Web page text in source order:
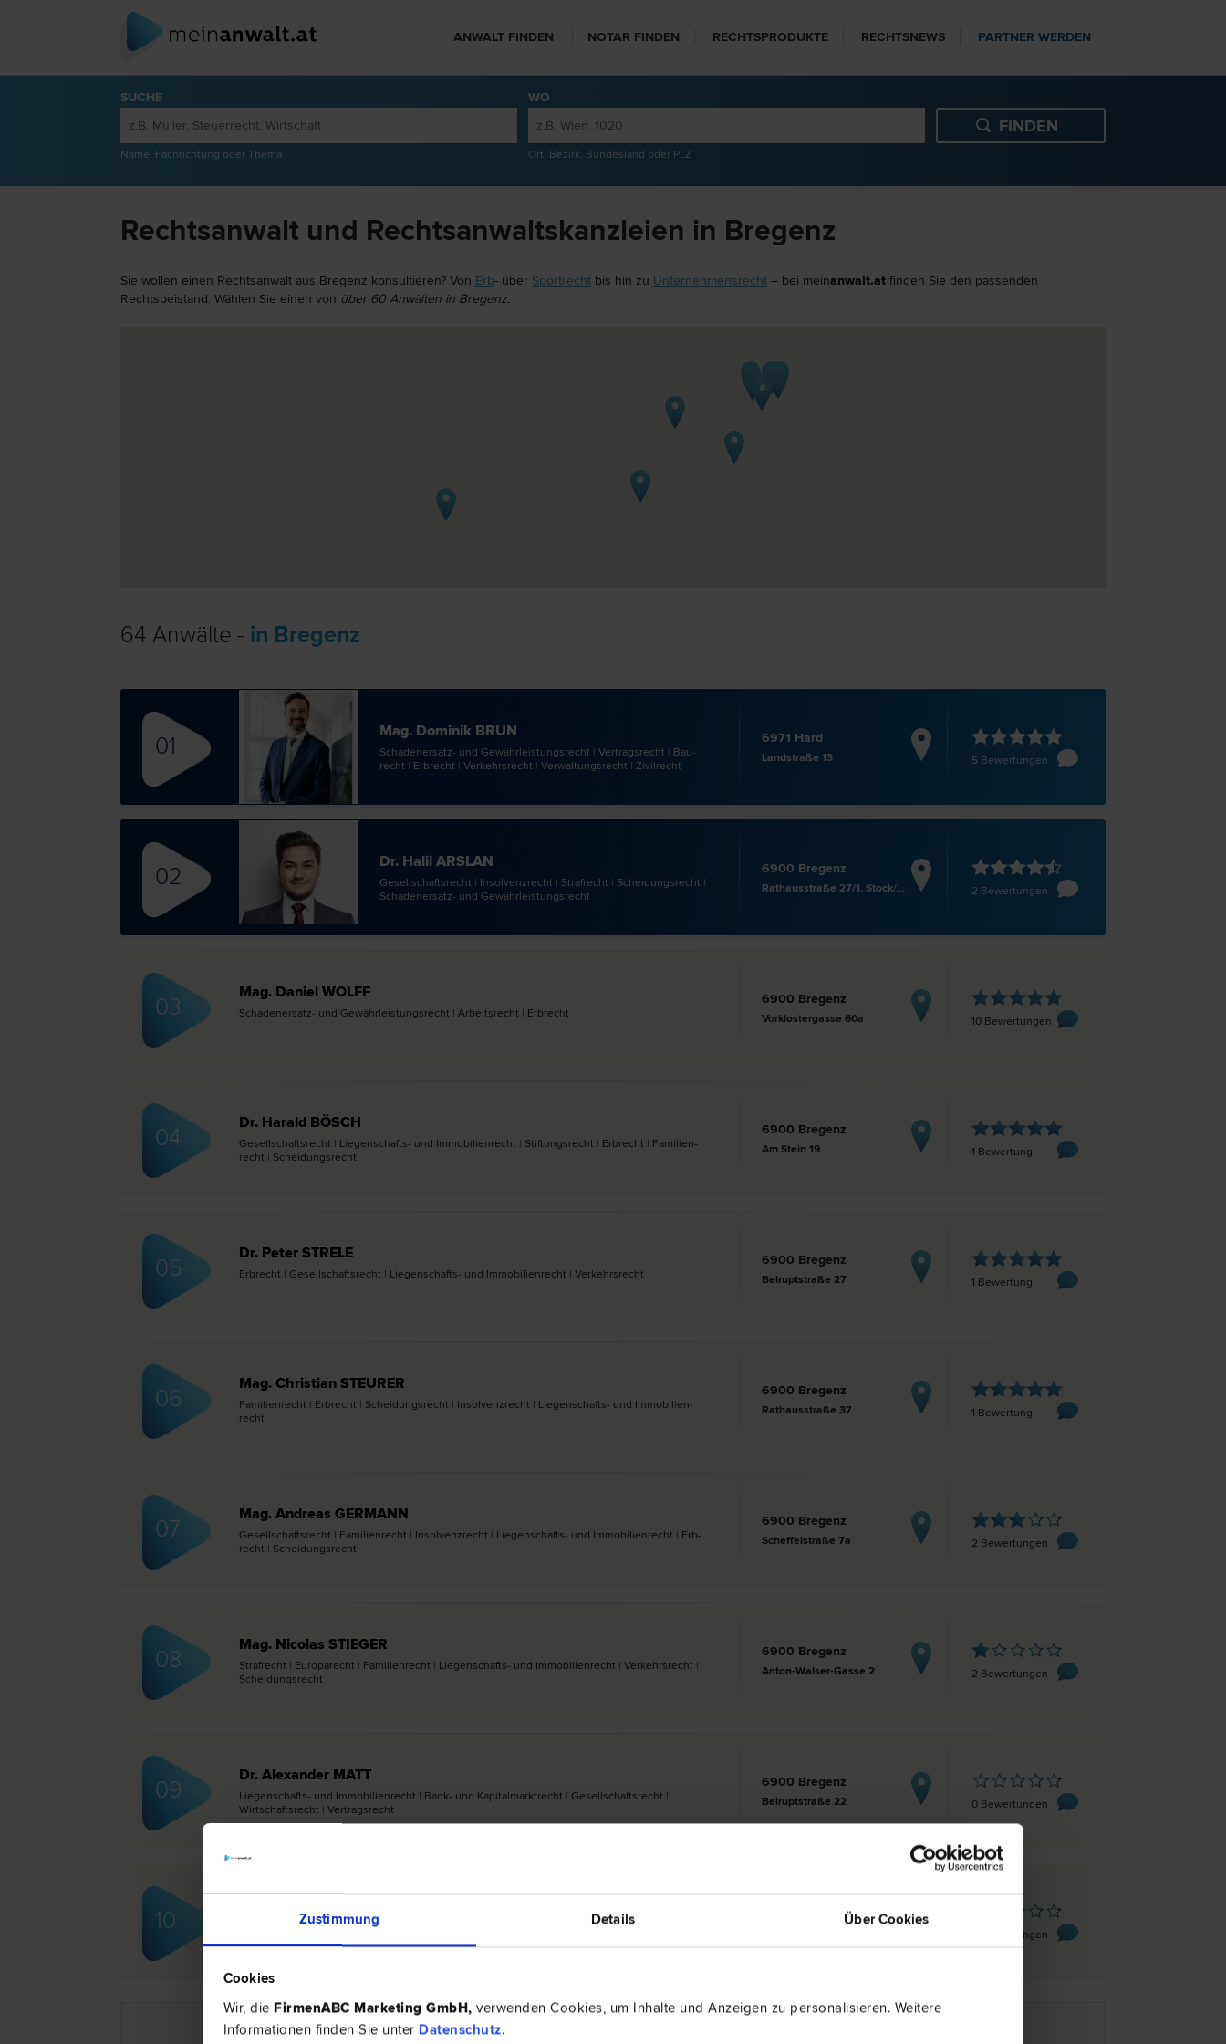
Zustimmung Details Über Cookies
Cookies
Wir, die FirmenABC Marketing GmbH, verwenden Cookies, um Inhalte und Anzeigen zu personalisieren. Weitere
Informationen finden Sie unter Datenschutz.
ANWALT FINDEN NOTAR FINDEN RECHTSPRODUKTE RECHTSNEWS PARTNER WERDEN
SUCHE
Name, Fachrichtung oder Thema
WO
Ort, Bezirk, Bundesland oder PLZ
Rechtsanwalt und Rechtsanwaltskanzleien in Bregenz
Sie wollen einen Rechtsanwalt aus Bregenz konsultieren? Von Erb- über Sportrecht bis hin zu Unternehmensrecht – bei meinanwalt.at finden Sie den passenden
Rechtsbeistand. Wählen Sie einen von über 60 Anwälten in Bregenz.
64 Anwälte - in Bregenz
01
Mag. Dominik BRUN
Schadenersatz- und Gewährleistungs­recht | Vertrags­recht | Bau­
recht | Erb­recht | Verkehrs­recht | Verwaltungs­recht | Zivil­recht
6971 Hard
Landstraße 13 5 Bewertungen
02
Dr. Halil ARSLAN
Gesellschafts­recht | Insolvenz­recht | Straf­recht | Scheidungs­recht |
Schadenersatz- und Gewährleistungs­recht
6900 Bregenz
Rathausstraße 27/1. Stock/Top 3 2 Bewertungen
03
Mag. Daniel WOLFF
Schadenersatz- und Gewährleistungs­recht | Arbeits­recht | Erb­recht
6900 Bregenz
Vorklostergasse 60a 10 Bewertungen
04
Dr. Harald BÖSCH
Gesellschafts­recht | Liegenschafts- und Immobilien­recht | Stiftungs­recht | Erb­recht | Familien­
recht | Scheidungs­recht
6900 Bregenz
Am Stein 19 1 Bewertung
05
Dr. Peter STRELE
Erb­recht | Gesellschafts­recht | Liegenschafts- und Immobilien­recht | Verkehrs­recht
6900 Bregenz
Belruptstraße 27 1 Bewertung
06
Mag. Christian STEURER
Familien­recht | Erb­recht | Scheidungs­recht | Insolvenz­recht | Liegenschafts- und Immobilien­
recht
6900 Bregenz
Rathausstraße 37 1 Bewertung
07
Mag. Andreas GERMANN
Gesellschafts­recht | Familien­recht | Insolvenz­recht | Liegenschafts- und Immobilien­recht | Erb­
recht | Scheidungs­recht
6900 Bregenz
Scheffelstraße 7a 2 Bewertungen
08
Mag. Nicolas STIEGER
Straf­recht | Europa­recht | Familien­recht | Liegenschafts- und Immobilien­recht | Verkehrs­recht |
Scheidungs­recht
6900 Bregenz
Anton-Walser-Gasse 2 2 Bewertungen
09
Dr. Alexander MATT
Liegenschafts- und Immobilien­recht | Bank- und Kapitalmarkt­recht | Gesellschafts­recht |
Wirtschafts­recht | Vertrags­recht
6900 Bregenz
Belruptstraße 22 0 Bewertungen
10
Familien­recht | Insolvenz­recht | Liegenschafts- und Immobilien­recht | Schadenersatz- und
Gewährleistungs­recht | Erb­recht | Scheidungs­recht
6900 Bregenz
0 Bewertungen
1 2